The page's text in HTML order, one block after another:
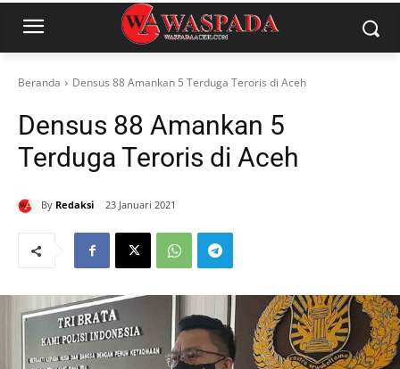
Beranda Densus 88 Amankan 5 Terduga Teroris di Aceh
Densus 88 Amankan 5
Terduga Teroris di Aceh
By Redaksi 23 Januari 2021